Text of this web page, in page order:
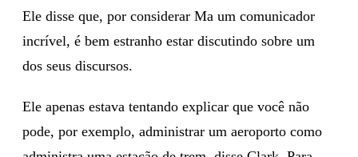
Ele disse que, por considerar Ma um comunicador
incrível, é bem estranho estar discutindo sobre um
dos seus discursos.
Ele apenas estava tentando explicar que você não
pode, por exemplo, administrar um aeroporto como